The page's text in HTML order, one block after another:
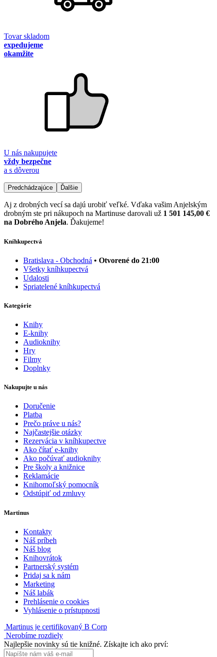
Tovar skladom
expedujeme
okamžite
U nás nakupujete
vždy bezpečne
a s dôverou
Predchádzajúce Ďalšie
Aj z drobných vecí sa dajú urobiť veľké. Vďaka vašim Anjelským
drobným ste pri nákupoch na Martinuse darovali už 1 501 145,00 €
na Dobrého Anjela. Ďakujeme!
Kníhkupectvá
Bratislava - Obchodná • Otvorené do 21:00
Všetky kníhkupectvá
Udalosti
Spriatelené kníhkupectvá
Kategórie
Knihy
E-knihy
Audioknihy
Hry
Filmy
Doplnky
Nakupujte u nás
Doručenie
Platba
Prečo práve u nás?
Najčastejšie otázky
Rezervácia v kníhkupectve
Ako čítať e-knihy
Ako počúvať audioknihy
Pre školy a knižnice
Reklamácie
Knihomoľský pomocník
Odstúpiť od zmluvy
Martinus
Kontakty
Náš príbeh
Náš blog
Knihovrátok
Partnerský systém
Pridaj sa k nám
Marketing
Náš labák
Prehlásenie o cookies
Vyhlásenie o prístupnosti
Martinus je certifikovaný B Corp
Nerobíme rozdiely
Najlepšie novinky sú tie knižné. Získajte ich ako prví: